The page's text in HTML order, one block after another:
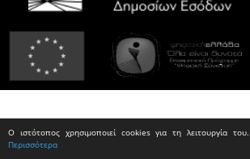
Ο ιστότοπος χρησιμοποιεί cookies για τη λειτουργία του.
Περισσότερα